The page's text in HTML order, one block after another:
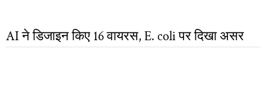
AI ने डिजाइन किए 16 वायरस, E. coli पर दिखा असर